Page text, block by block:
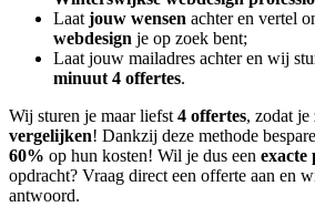
Laat jouw wensen achter en vertel
webdesign je op zoek bent;
Laat jouw mailadres achter en wij
minuut 4 offertes.
Wij sturen je maar liefst 4 offertes, zodat
vergelijken! Dankzij deze methode
60% op hun kosten! Wil je dus een exacte
opdracht? Vraag direct een offerte aan en
antwoord.